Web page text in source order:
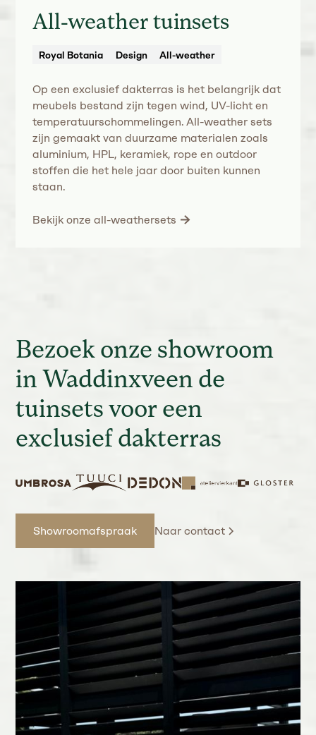
All-weather tuinsets
Royal Botania Design All-weather
Op een exclusief dakterras is het belangrijk dat
meubels bestand zijn tegen wind, UV-licht en
temperatuurschommelingen. All-weather sets
zijn gemaakt van duurzame materialen zoals
aluminium, HPL, keramiek, rope en outdoor
stoffen die het hele jaar door buiten kunnen
staan.
Bekijk onze all-weathersets
Bezoek onze showroom
in Waddinxveen de
tuinsets voor een
exclusief dakterras
Showroomafspraak Naar contact